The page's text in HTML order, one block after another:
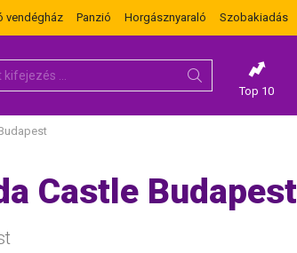
vendégház Panzió Horgásznyaraló Szobakiadás
Top 10
Castle Budapest